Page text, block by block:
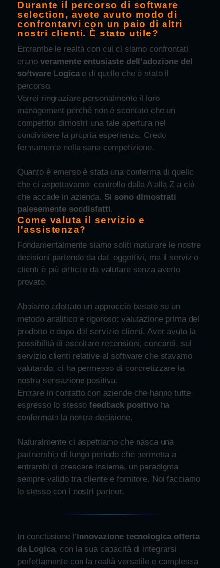
Durante il percorso di software
selection, avete avuto modo di
confrontarvi con un paio di altri
nostri clienti. È stato utile?
Entrambe le realtà con cui ci siamo confrontati
erano veramente entusiaste dell’adozione del
software Logica e di quello che è stato il
percorso.
Vorrei ringraziare personalmente il loro
management perché non è scontato che un
competitor dimostri una tale apertura nel
condividere la propria esperienza. Credo
fermamente nella sana competizione.
Quanto è emerso è stata una conferma di quello
che ci aspettavamo: controllo dalla A alla Z a ciò
che accade in azienda. Si sono dimostrati
palesemente soddisfatti.
Come valuta il servizio e
l'assistenza?
Fondamentalmente siamo soliti maturare le nostre
decisioni partendo da dati oggettivi, ma il servizio
clienti è più difficile da valutare senza averlo
provato.
Abbiamo adottato un approccio basato su un
metodo analitico e rigoroso: valutazione prima del
prodotto e dopo del servizio clienti. Aver avuto la
possibilità di ascoltare recensioni, concordi, sul
servizio clienti relative al software che stavamo
valutando, ci ha permesso di concretizzare la
nostra sensazione positiva.
Entrare in contatto con aziende che hanno tutte
espresso lo stesso feedback positivo ha
confermato la nostra decisione.
Naturalmente ci aspettiamo che nasca una
partnership di lungo periodo che permetta a
entrambi di crescere insieme, un paradigma
sempre valido tra cliente e fornitore. Noi facciamo
lo stesso con i nostri partner.
In conclusione l’innovazione tecnologica offerta
da Logica, con la sua capacità di integrarsi
perfettamente con la realtà versatile e complessa